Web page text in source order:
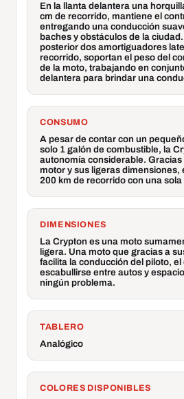
En la llanta delantera una
cm de recorrido, mantiene el
entregando una conducción
baches y obstáculos de la
posterior dos amortiguadores
recorrido, soportan el peso del
de la moto, trabajando en
delantera para brindar una
CONSUMO
A pesar de contar con un
solo 1 galón de combustible, la
autonomía considerable.
motor y sus ligeras dimensiones,
200 km de recorrido con una
DIMENSIONES
La Crypton es una moto
ligera. Una moto que gracias a
facilita la conducción del piloto,
escabullirse entre autos y
ningún problema.
TABLERO
Analógico
COLORES DISPONIBLES